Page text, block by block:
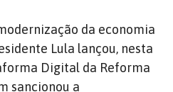
da economia
Lula lançou, nesta
Digital da Reforma
sancionou a